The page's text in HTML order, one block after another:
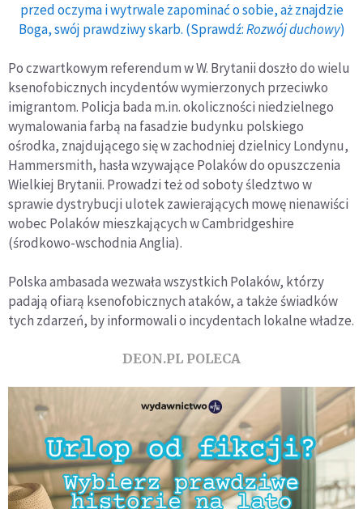
przed oczyma i wytrwale zapominać o sobie, aż znajdzie
Boga, swój prawdziwy skarb. (Sprawdź:Rozwój duchowy)
Po czwartkowym referendum w W. Brytanii doszło do wielu
ksenofobicznych incydentów wymierzonych przeciwko
imigrantom. Policja bada m.in. okoliczności niedzielnego
wymalowania farbą na fasadzie budynku polskiego
ośrodka, znajdującego się w zachodniej dzielnicy Londynu,
Hammersmith, hasła wzywające Polaków do opuszczenia
Wielkiej Brytanii. Prowadzi też od soboty śledztwo w
sprawie dystrybucji ulotek zawierających mowę nienawiści
wobec Polaków mieszkających w Cambridgeshire
(środkowo-wschodnia Anglia).
Polska ambasada wezwała wszystkich Polaków, którzy
padają ofiarą ksenofobicznych ataków, a także świadków
tych zdarzeń, by informowali o incydentach lokalne władze.
DEON.PL POLECA